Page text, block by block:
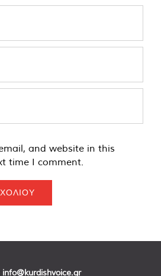
and website in this
time I comment.
info@kurdishvoice.gr